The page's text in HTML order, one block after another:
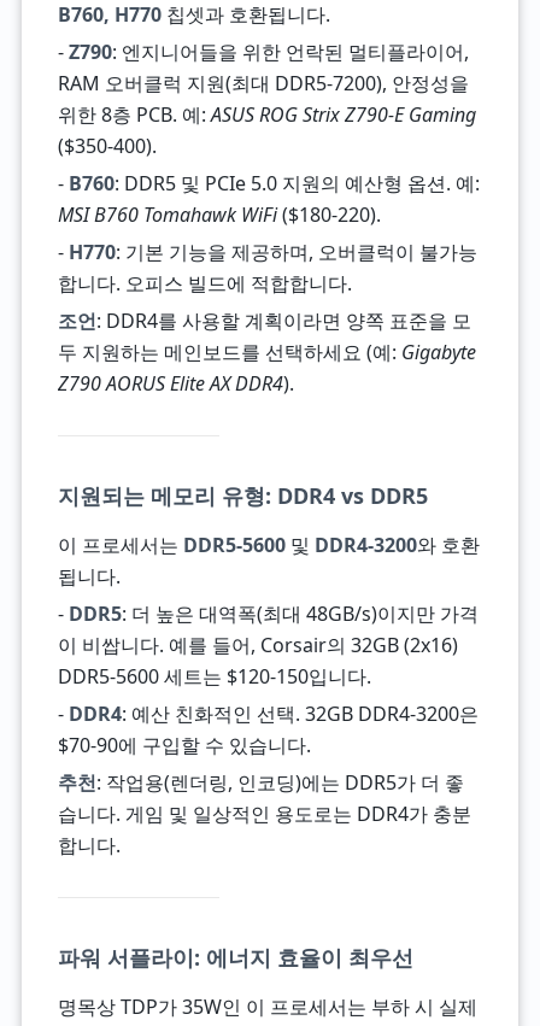
B760, H770칩셋과 호환됩니다.
-Z790: 엔지니어들을 위한 언락된 멀티플라이어,
RAM 오버클럭 지원(최대 DDR5-7200), 안정성을
위한 8층 PCB. 예:ASUS ROG Strix Z790-E Gaming
($350-400).
- B760: DDR5 및 PCIe 5.0 지원의 예산형 옵션. 예:
MSI B760 Tomahawk WiFi($180-220).
- H770: 기본 기능을 제공하며, 오버클럭이 불가능
합니다. 오피스 빌드에 적합합니다.
조언: DDR4를 사용할 계획이라면 양쪽 표준을 모
두 지원하는 메인보드를 선택하세요 (예: Gigabyte
Z790 AORUS Elite AX DDR4).
지원되는 메모리 유형: DDR4 vs DDR5
이 프로세서는 DDR5-5600및 DDR4-3200와 호환
됩니다.
- DDR5: 더 높은 대역폭(최대 48GB/s)이지만 가격
이 비쌉니다. 예를 들어, Corsair의 32GB (2x16)
DDR5-5600 세트는 $120-150입니다.
- DDR4: 예산 친화적인 선택. 32GB DDR4-3200은
$70-90에 구입할 수 있습니다.
추천: 작업용(렌더링, 인코딩)에는 DDR5가 더 좋
습니다. 게임 및 일상적인 용도로는 DDR4가 충분
합니다.
파워 서플라이: 에너지 효율이 최우선
명목상 TDP가 35W인 이 프로세서는 부하 시 실제